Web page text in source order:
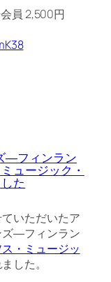
員 2,500円
―フィンラン
ュージック・
た
いただいたア
ズ―フィンラン
・ミュージッ
した。